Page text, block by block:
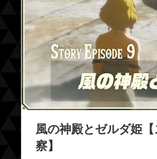
風の神殿とゼルダ姫
察】